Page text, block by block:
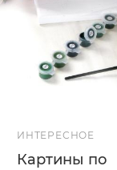
ИНТЕРЕСНОЕ
Картины по